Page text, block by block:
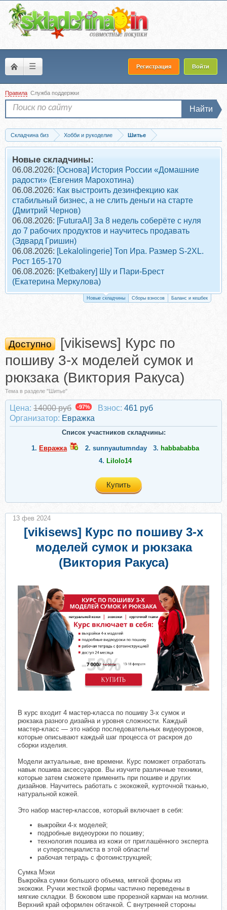
☰ Регистрация Войти
Правила Служба поддержки
Найти
Складчина биз Хобби и рукоделие
Шитье
Скачать [vikisews] Курс по пошиву 3-х моделей сумок и рюкзака (Виктория
Новые складчины:
06.08.2026: [Основа] История России «Домашние
радости» (Евгения Марохотина)
06.08.2026: Как выстроить дезинфекцию как
стабильный бизнес, а не слить деньги на старте
(Дмитрий Чернов)
06.08.2026: [FuturaAI] За 8 недель соберёте с нуля
до 7 рабочих продуктов и научитесь продавать
(Эдвард Гришин)
06.08.2026: [Lekalolingerie] Топ Ира. Размер S-2XL.
Рост 165-170
06.08.2026: [Ketbakery] Шу и Пари-Брест
(Екатерина Меркулова)
Новые складчины Сборы взносов Баланс и кешбек
Доступно
[vikisews] Курс по
пошиву 3-х моделей сумок и
рюкзака (Виктория Ракуса)
Тема в разделе "Шитье"
Цена: 14000 руб -97% Взнос: 461 руб
Организатор: Евражкa
Список участников складчины:
1. Евражкa 2. sunnyautumnday 3. habbababba
4. Lilolo14
Купить
[vikisews] Курс по пошиву 3-х
моделей сумок и рюкзака
(Виктория Ракуса)
В курс входит 4 мастер-класса по пошиву 3-х сумок и
рюкзака разного дизайна и уровня сложности. Каждый
мастер-класс — это набор последовательных видеоуроков,
которые описывают каждый шаг процесса от раскроя до
сборки изделия.
Модели актуальные, вне времени. Курс поможет отработать
навык пошива аксессуаров. Вы изучите различные техники,
которые затем сможете применить при пошиве и других
дизайнов. Научитесь работать с экокожей, курточной тканью,
натуральной кожей.
Это набор мастер-классов, который включает в себя:
выкройки 4-х моделей;
подробные видеоуроки по пошиву;
технология пошива из кожи от приглашённого эксперта
и суперспециалиста в этой области!
рабочая тетрадь с фотоинструкцией;
Сумка Мэки
Выкройка сумки большого объема, мягкой формы из
экокожи. Ручки жесткой формы частично переведены в
мягкие складки. В боковом шве прорезной карман на молнии.
Верхний край оформлен обтачкой. С внутренней стороны
13 фев 2024